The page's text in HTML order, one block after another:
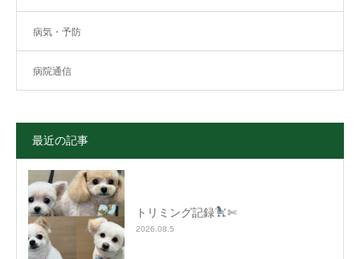
病気・予防
病院通信
最近の記事
トリミング記録 ✄
2026.08.5